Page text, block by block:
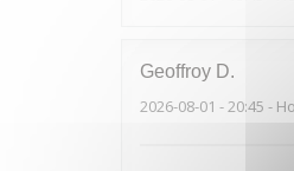
Geoffroy D
2026-08-01 - 20:45 -